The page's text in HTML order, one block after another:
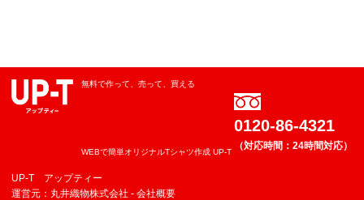
無料で作って、売って、買える
WEBで簡単オリジナルTシャツ作成 UP-T
0120-86-4321
（対応時間：24時間対応）
UP-T アップティー
運営元：丸井織物株式会社 - 会社概要